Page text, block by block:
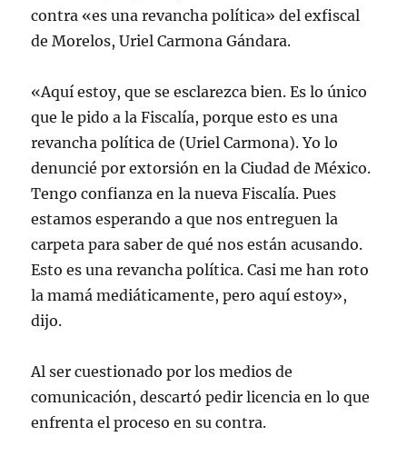
contra «es una revancha política» del exfiscal
de Morelos, Uriel Carmona Gándara.
«Aquí estoy, que se esclarezca bien. Es lo único
que le pido a la Fiscalía, porque esto es una
revancha política de (Uriel Carmona). Yo lo
denuncié por extorsión en la Ciudad de México.
Tengo confianza en la nueva Fiscalía. Pues
estamos esperando a que nos entreguen la
carpeta para saber de qué nos están acusando.
Esto es una revancha política. Casi me han roto
la mamá mediáticamente, pero aquí estoy»,
dijo.
Al ser cuestionado por los medios de
comunicación, descartó pedir licencia en lo que
enfrenta el proceso en su contra.